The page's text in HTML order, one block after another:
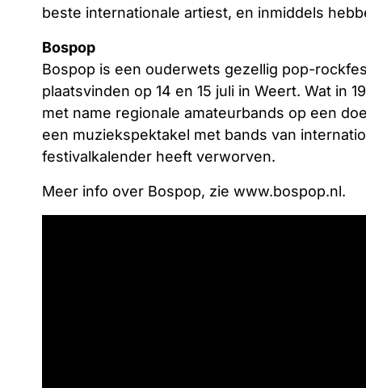
beste internationale artiest, en inmiddels
Bospop
Bospop is een ouderwets gezellig pop-
plaatsvinden op 14 en 15 juli in Weert. Wat in
met name regionale amateurbands op een
een muziekspektakel met bands van
festivalkalender heeft verworven.
Meer info over Bospop, zie www.bospop.nl.